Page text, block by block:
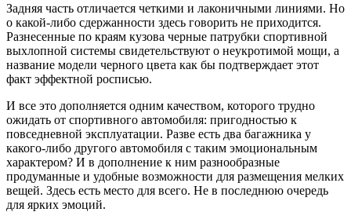
Задняя часть отличается четкими и лаконичными линиями. Но
о какой-либо сдержанности здесь говорить не приходится.
Разнесенные по краям кузова черные патрубки спортивной
выхлопной системы свидетельствуют о неукротимой мощи, а
название модели черного цвета как бы подтверждает этот
факт эффектной росписью.
И все это дополняется одним качеством, которого трудно
ожидать от спортивного автомобиля: пригодностью к
повседневной эксплуатации. Разве есть два багажника у
какого-либо другого автомобиля с таким эмоциональным
характером? И в дополнение к ним разнообразные
продуманные и удобные возможности для размещения мелких
вещей. Здесь есть место для всего. Не в последнюю очередь
для ярких эмоций.